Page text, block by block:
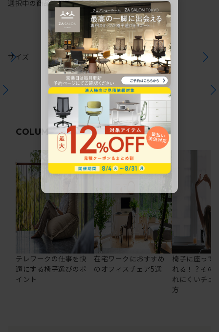
選択中の商品情報注意事項
サイズ
COLUMN関連コラム
テレワークの仕事を快
適にする椅子選びのポ
イント
在宅ワークにおすすめ
のオフィスチェア5選
椅子に座って
れる！？その
れにくいチェ
方